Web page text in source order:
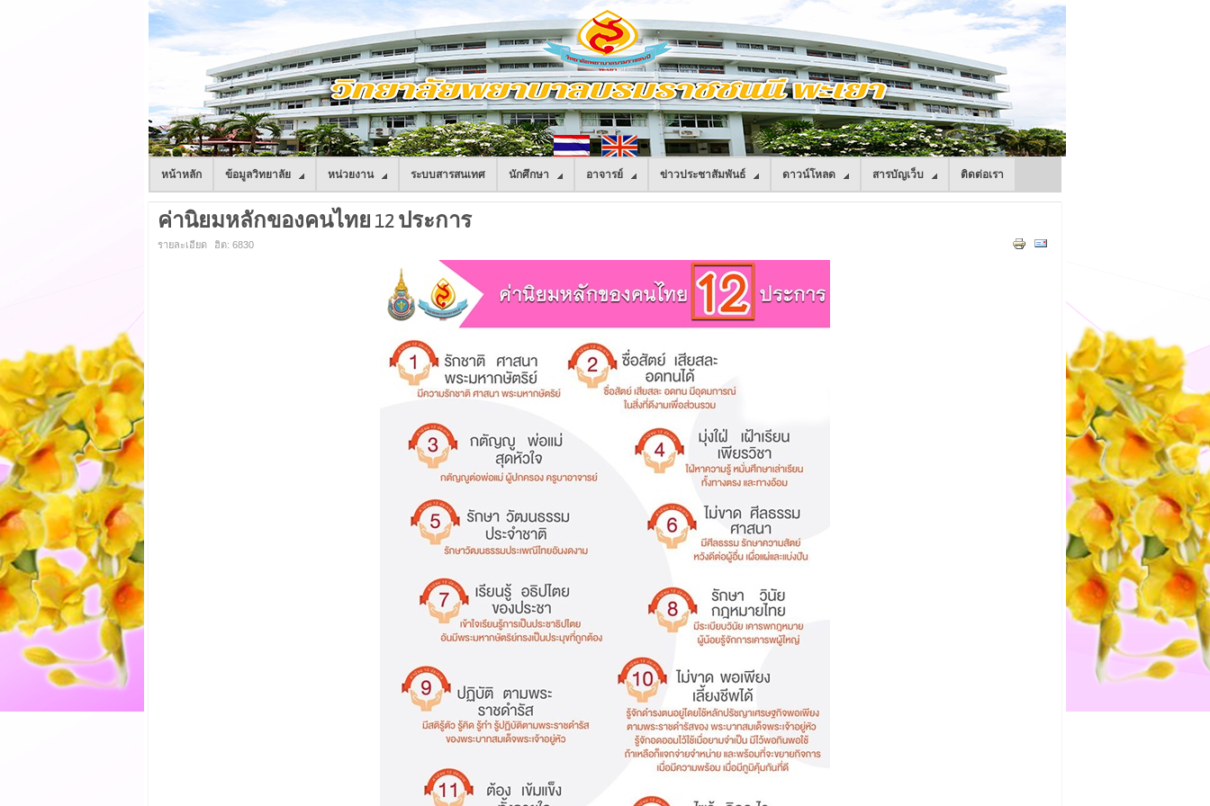
หน้าหลัก ข้อมูลวิทยาลัย หน่วยงาน ระบบสารสนเทศ นักศึกษา อาจารย์ ข่าวประชาสัมพันธ์ ดาวน์โหลด สารบัญเว็บ ติดต่อเรา
ค่านิยมหลักของคนไทย 12 ประการ
รายละเอียด ฮิต: 6830